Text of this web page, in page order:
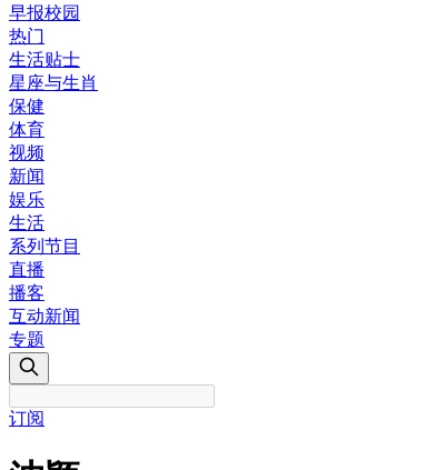
早报校园
热门
生活贴士
星座与生肖
保健
体育
视频
新闻
娱乐
生活
系列节目
直播
播客
互动新闻
专题
订阅